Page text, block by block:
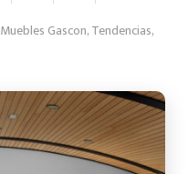
Muebles Gascon,Tendencias,